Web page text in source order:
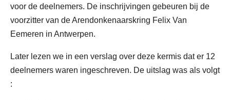
voor de deelnemers. De inschrijvingen gebeuren bij de
voorzitter van de Arendonkenaarskring Felix Van
Eemeren in Antwerpen.
Later lezen we in een verslag over deze kermis dat er 12
deelnemers waren ingeschreven. De uitslag was als volgt
: